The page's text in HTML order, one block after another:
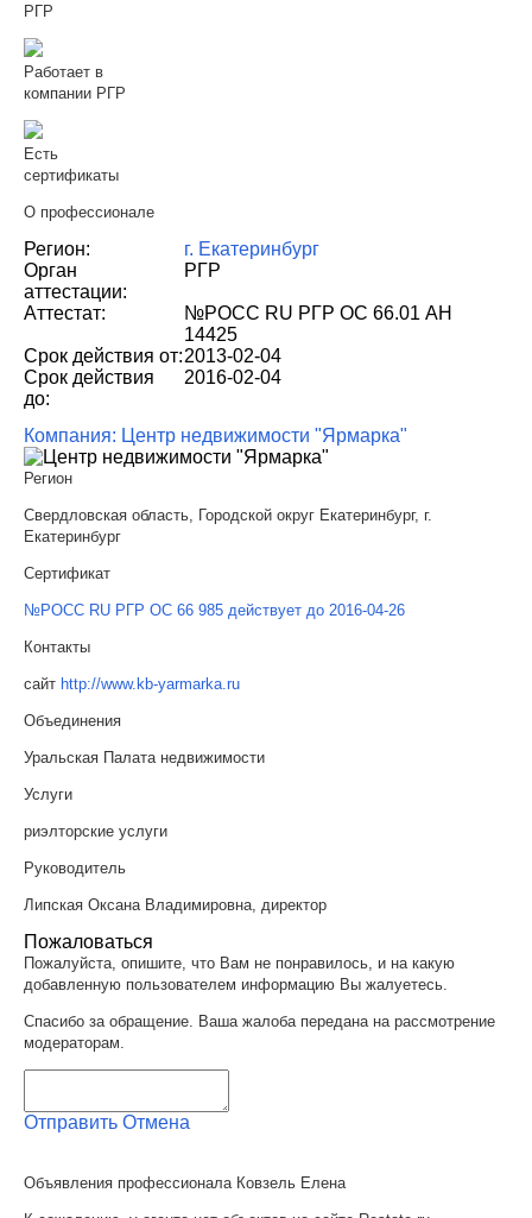
РГР
Работает в
компании РГР
Есть
сертификаты
О профессионале
Регион:
г. Екатеринбург
Орган
аттестации:
РГР
Аттестат:
№РОСС RU РГР ОС 66.01 АН
14425
Срок действия от:2013-02-04
Срок действия
до:
2016-02-04
Компания: Центр недвижимости "Ярмарка"
Регион
Свердловская область, Городской округ Екатеринбург, г.
Екатеринбург
Сертификат
№РОСС RU РГР ОС 66 985 действует до 2016-04-26
Контакты
сайт http://www.kb-yarmarka.ru
Объединения
Уральская Палата недвижимости
Услуги
риэлторские услуги
Руководитель
Липская Оксана Владимировна, директор
Пожаловаться
Пожалуйста, опишите, что Вам не понравилось, и на какую
добавленную пользователем информацию Вы жалуетесь.
Спасибо за обращение. Ваша жалоба передана на рассмотрение
модераторам.
Отправить Отмена
Объявления профессионала Ковзель Елена